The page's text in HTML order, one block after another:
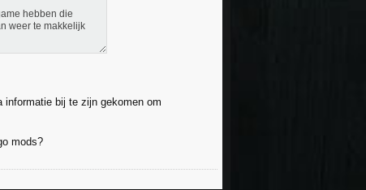
hebben die
weer te makkelijk
bij te zijn gekomen om
mods?